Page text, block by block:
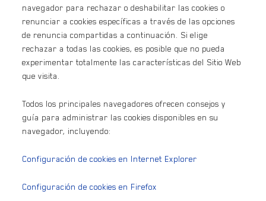
navegador para rechazar o deshabilitar las cookies o
renunciar a cookies específicas a través de las opciones
de renuncia compartidas a continuación. Si elige
rechazar a todas las cookies, es posible que no pueda
experimentar totalmente las características del Sitio Web
que visita.
Todos los principales navegadores ofrecen consejos y
guía para administrar las cookies disponibles en su
navegador, incluyendo:
Configuración de cookies en Internet Explorer
Configuración de cookies en Firefox